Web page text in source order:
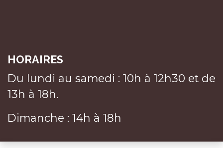
HORAIRES
Du lundi au samedi : 10h à 12h30 et de
13h à 18h.
Dimanche : 14h à 18h